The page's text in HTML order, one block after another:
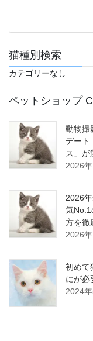
猫種別検索
カテゴリーなし
ペットショップ
動物撮
デート
ス」が
2026
2026
気No.1
方を徹
2026
初めて
にが必
2024